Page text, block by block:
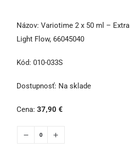
Názov: Variotime 2 x 50 ml – Extra
Light Flow, 66045040
Kód: 010-033S
Dostupnosť: Na sklade
Cena: 37,90 €